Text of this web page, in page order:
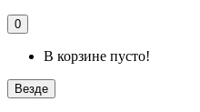
0
В корзине пусто!
Везде